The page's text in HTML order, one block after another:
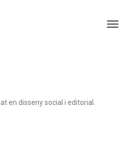
en disseny social i editorial.